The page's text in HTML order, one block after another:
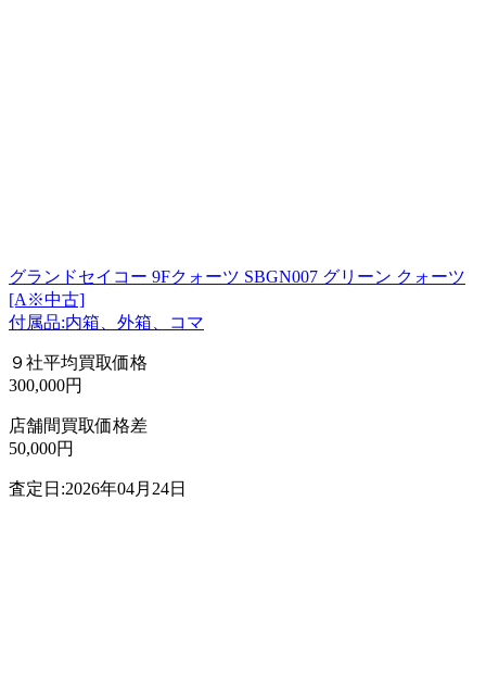
グランドセイコー 9Fクォーツ SBGN007 グリーン クォーツ
[A※中古]
付属品:内箱、外箱、コマ
９社平均買取価格
300,000円
店舗間買取価格差
50,000円
査定日:2026年04月24日